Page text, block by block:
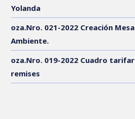
Yolanda
oza.Nro. 021-2022 Creación
Ambiente.
oza.Nro. 019-2022 Cuadro
remises